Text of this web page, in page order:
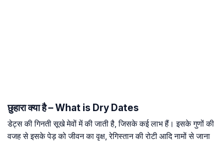
छुहारा क्या है – What is Dry Dates
डेट्स की गिनती सूखे मेवों में की जाती है, जिसके कई लाभ हैं। इसके गुणों की
वजह से इसके पेड़ को जीवन का वृक्ष, रेगिस्तान की रोटी आदि नामों से जाना